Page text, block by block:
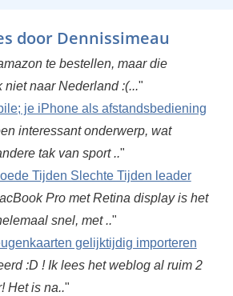
door Dennissimeau
te bestellen, maar die
naar Nederland :(..."
je iPhone als afstandsbediening
interessant onderwerp, wat
tak van sport .."
Tijden Slechte Tijden leader
Pro met Retina display is het
snel, met .."
gelijktijdig importeren
:D ! Ik lees het weblog al ruim 2
Het is na.."